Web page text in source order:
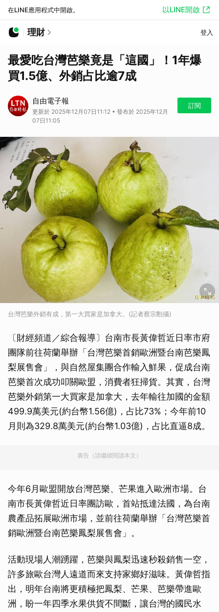
在LINE應用程式中開啟。 以LINE開啟
理財 登入
最愛吃台灣芭樂竟是「這國」！1年爆
買1.5億、外銷占比逾7成
自由電子報
更新於 2025年12月07日11:12 • 發布於 2025年12月
07日11:05
訂閱
台灣芭樂外銷有成，第一大買家是加拿大。(記者蔡宗勳攝)
〔財經頻道／綜合報導〕台南市長黃偉哲近日率市府
團隊前往荷蘭舉辦「台灣芭樂首銷歐洲暨台南芭樂鳳
梨展售會」，與自然屋集團合作輸入鮮果，促成台南
芭樂首次成功叩關歐盟，消費者狂掃貨。其實，台灣
芭樂外銷第一大買家是加拿大，去年輸往加國的金額
499.9萬美元(約台幣1.56億)，占比73%；今年前10
月則為329.8萬美元(約台幣1.03億)，占比直逼8成。
廣告（請繼續閱讀本文）
今年6月歐盟開放台灣芭樂、芒果進入歐洲市場。台
南市長黃偉哲近日率團訪歐，首站抵達法國，為台南
農產品拓展歐洲市場，並前往荷蘭舉辦「台灣芭樂首
銷歐洲暨台南芭樂鳳梨展售會」。
活動現場人潮踴躍，芭樂與鳳梨迅速秒殺銷售一空，
許多旅歐台灣人遠道而來支持家鄉好滋味。黃偉哲指
出，明年台南將更積極把鳳梨、芒果、芭樂帶進歐
洲，盼一年四季水果供貨不間斷，讓台灣的國民水